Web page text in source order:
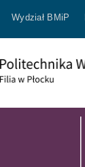
Wydział BMiP